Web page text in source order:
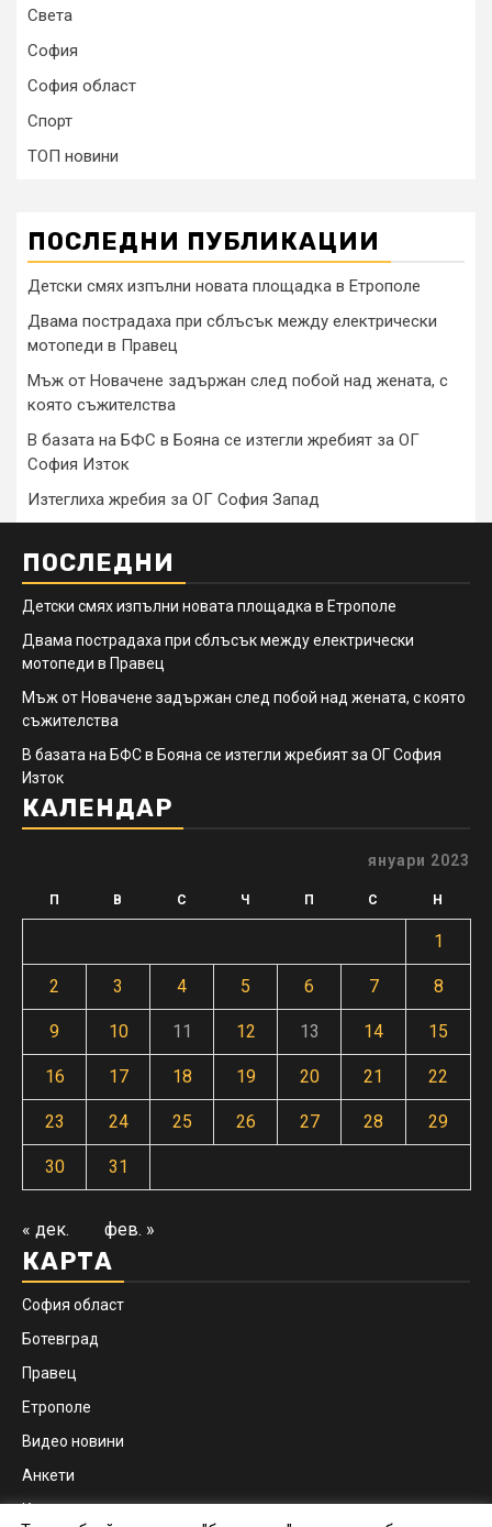
Света
София
София област
Спорт
ТОП новини
ПОСЛЕДНИ ПУБЛИКАЦИИ
Детски смях изпълни новата площадка в Етрополе
Двама пострадаха при сблъсък между електрически
мотопеди в Правец
Мъж от Новачене задържан след побой над жената, с
която съжителства
В базата на БФС в Бояна се изтегли жребият за ОГ
София Изток
Изтеглиха жребия за ОГ София Запад
ПОСЛЕДНИ
Детски смях изпълни новата площадка в Етрополе
Двама пострадаха при сблъсък между електрически
мотопеди в Правец
Мъж от Новачене задържан след побой над жената, с която
съжителства
В базата на БФС в Бояна се изтегли жребият за ОГ София
Изток
КАЛЕНДАР
януари 2023
П В С Ч П С Н
1
2 3 4 5 6 7 8
9 10 11 12 13 14 15
16 17 18 19 20 21 22
23 24 25 26 27 28 29
30 31
« дек. фев. »
КАРТА
София област
Ботевград
Правец
Етрополе
Видео новини
Анкети
Контакти